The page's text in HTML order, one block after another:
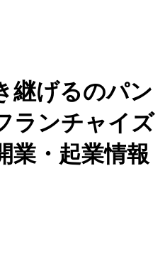
継げるのパン
ランチャイズ
業・起業情報